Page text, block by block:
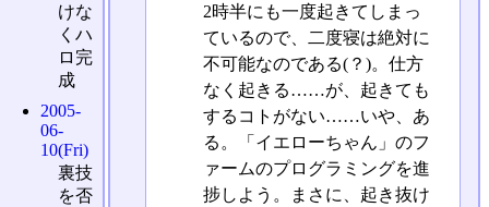
2時半にも一度起きてしまっ
ているので、二度寝は絶対に
不可能なのである(？)。仕方
なく起きる……が、起きても
するコトがない……いや、あ
る。「イエローちゃん」のフ
ァームのプログラミングを進
捗しよう。まさに、起き抜け
けな
くハ
ロ完
成
2005-
06-
10(Fri)
裏技
を否